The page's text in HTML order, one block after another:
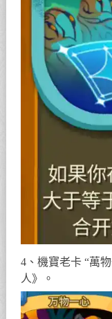
4、機寶老卡 “萬
人》。